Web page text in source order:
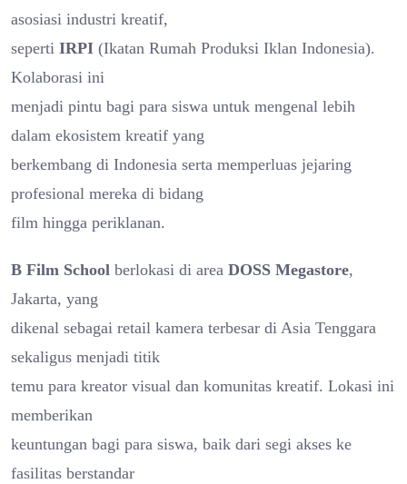
asosiasi industri kreatif,
seperti IRPI (Ikatan Rumah Produksi Iklan Indonesia).
Kolaborasi ini
menjadi pintu bagi para siswa untuk mengenal lebih
dalam ekosistem kreatif yang
berkembang di Indonesia serta memperluas jejaring
profesional mereka di bidang
film hingga periklanan.
B Film School berlokasi di area DOSS Megastore,
Jakarta, yang
dikenal sebagai retail kamera terbesar di Asia Tenggara
sekaligus menjadi titik
temu para kreator visual dan komunitas kreatif. Lokasi ini
memberikan
keuntungan bagi para siswa, baik dari segi akses ke
fasilitas berstandar